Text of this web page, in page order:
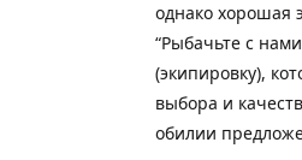
однако хорошая
“Рыбачьте с
(экипировку),
выбора и
обилии